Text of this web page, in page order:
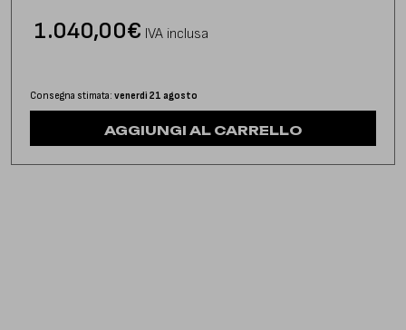
€
1.040,00 IVA inclusa
Consegna stimata: venerdì 21 agosto
AGGIUNGI AL CARRELLO